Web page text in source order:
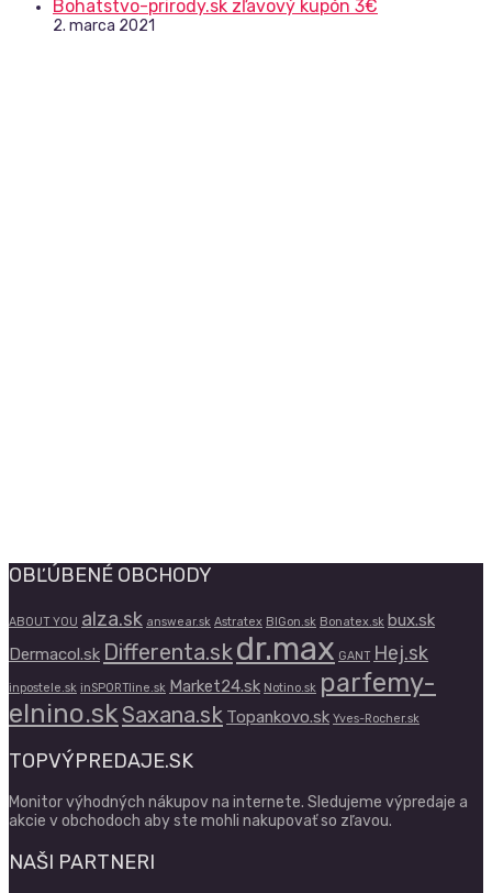
Bohatstvo-prirody.sk zľavový kupón 3€
2. marca 2021
OBĽÚBENÉ OBCHODY
ABOUT YOU alza.sk answear.sk Astratex BIGon.sk Bonatex.sk bux.sk
Dermacol.sk Differenta.skdr.max GANT Hej.sk
inpostele.sk inSPORTline.sk Market24.sk Notino.sk parfemy-
elnino.skSaxana.sk Topankovo.sk Yves-Rocher.sk
TOPVÝPREDAJE.SK
Monitor výhodných nákupov na internete. Sledujeme výpredaje a
akcie v obchodoch aby ste mohli nakupovať so zľavou.
NAŠI PARTNERI